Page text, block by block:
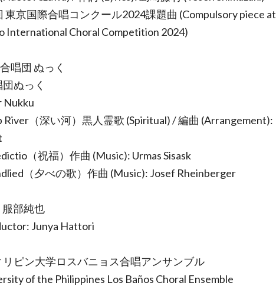
東京国際合唱コンクール2024課題曲 (Compulsory piece
International Choral Competition 2024)
唱団 ぬっく
ぬっく
Nukku
River（深い河）黒人霊歌 (Spiritual) / 編曲 (Arrangement):
（祝福）作曲 (Music): Urmas Sisask
（夕べの歌）作曲 (Music): Josef Rheinberger
服部純也
Junya Hattori
リピン大学ロスバニョス合唱アンサンブル
of the Philippines Los Baños Choral Ensemble